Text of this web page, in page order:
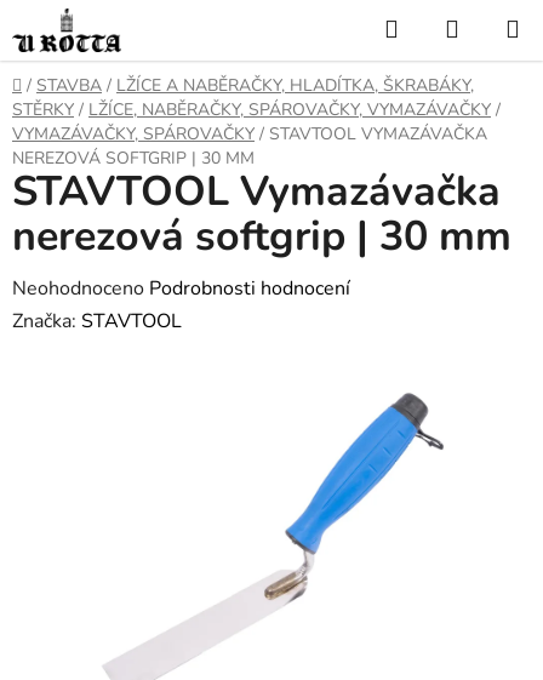
na
obsah
Hledat
KOŠÍK
DOMŮ
/ STAVBA / LŽÍCE A NABĚRAČKY, HLADÍTKA, ŠKRABÁKY,
STĚRKY / LŽÍCE, NABĚRAČKY, SPÁROVAČKY, VYMAZÁVAČKY /
VYMAZÁVAČKY, SPÁROVAČKY / STAVTOOL VYMAZÁVAČKA
NEREZOVÁ SOFTGRIP | 30 MM
STAVTOOL Vymazávačka
nerezová softgrip | 30 mm
Průměrné
hodnocení
Neohodnoceno Podrobnosti hodnocení
Značka: STAVTOOL